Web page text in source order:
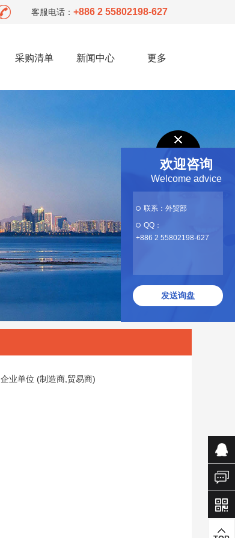
客服电话： +886 2 55802198-627
采购清单 新闻中心 更多
企业单位 (制造商,贸易商)
欢迎咨询
Welcome advice
联系：外贸部
QQ：
+886 2 55802198-627
发送询盘